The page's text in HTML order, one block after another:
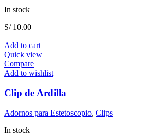
In stock
S/10.00
Add to cart
Quick view
Compare
Add to wishlist
Clip de Ardilla
Adornos para Estetoscopio, Clips
In stock